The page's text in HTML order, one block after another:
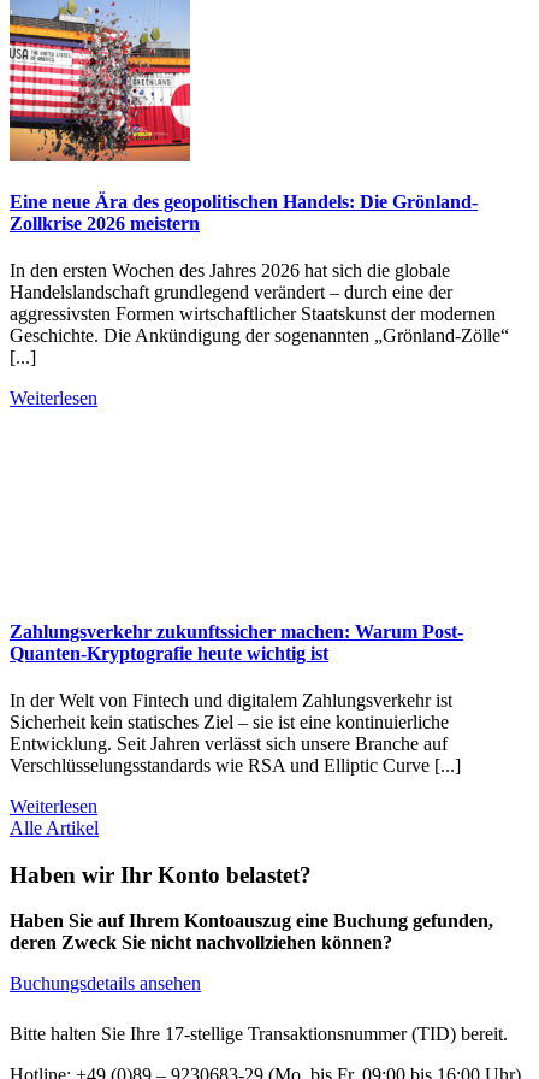
Eine neue Ära des geopolitischen Handels: Die Grönland-
Zollkrise 2026 meistern
In den ersten Wochen des Jahres 2026 hat sich die globale
Handelslandschaft grundlegend verändert – durch eine der
aggressivsten Formen wirtschaftlicher Staatskunst der modernen
Geschichte. Die Ankündigung der sogenannten „Grönland-Zölle“
[...]
Weiterlesen
Zahlungsverkehr zukunftssicher machen: Warum Post-
Quanten-Kryptografie heute wichtig ist
In der Welt von Fintech und digitalem Zahlungsverkehr ist
Sicherheit kein statisches Ziel – sie ist eine kontinuierliche
Entwicklung. Seit Jahren verlässt sich unsere Branche auf
Verschlüsselungsstandards wie RSA und Elliptic Curve [...]
Weiterlesen
Alle Artikel
Haben wir Ihr Konto belastet?
Haben Sie auf Ihrem Kontoauszug eine Buchung gefunden,
deren Zweck Sie nicht nachvollziehen können?
Buchungsdetails ansehen
Bitte halten Sie Ihre 17-stellige Transaktionsnummer (TID) bereit.